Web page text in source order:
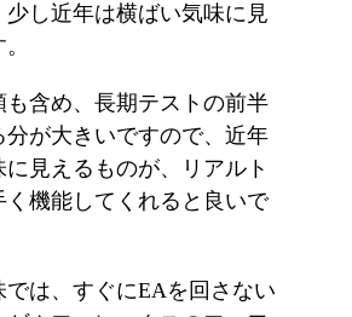
少し近年は横ばい気味に見
も含め、長期テストの前半
分が大きいですので、近年
見えるものが、リアルト
く機能してくれると良いで
では、すぐにEAを回さない